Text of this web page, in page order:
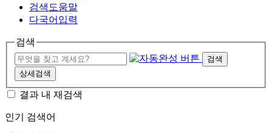
검색도움말
다국어입력
검색
검색
상세검색
결과 내 재검색
인기 검색어